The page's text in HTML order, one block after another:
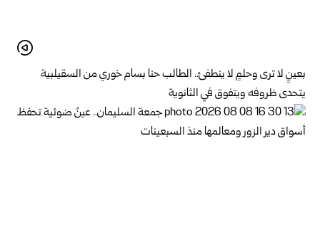
بعينٍ لا ترى وحلمٍ لا ينطفئ.. الطالب حنا بسام خوري من السقيلبية
يتحدى ظروفه ويتفوق في الثانوية